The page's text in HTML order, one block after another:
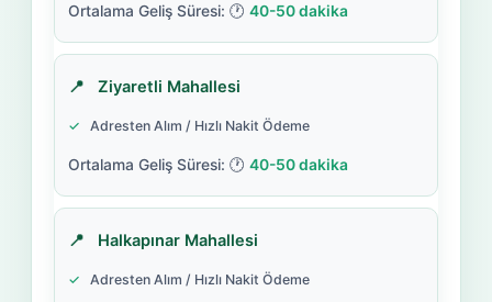
40-50 dakika
Ziyaretli Mahallesi
Adresten Alım / Hızlı Nakit Ödeme
40-50 dakika
Halkapınar Mahallesi
Adresten Alım / Hızlı Nakit Ödeme